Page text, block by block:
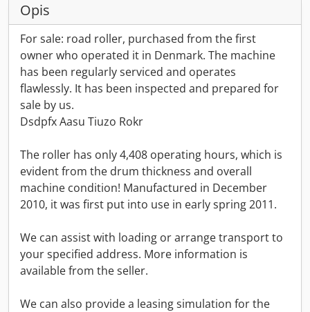
Opis
For sale: road roller, purchased from the first
owner who operated it in Denmark. The machine
has been regularly serviced and operates
flawlessly. It has been inspected and prepared for
sale by us.
Dsdpfx Aasu Tiuzo Rokr
The roller has only 4,408 operating hours, which is
evident from the drum thickness and overall
machine condition! Manufactured in December
2010, it was first put into use in early spring 2011.
We can assist with loading or arrange transport to
your specified address. More information is
available from the seller.
We can also provide a leasing simulation for the